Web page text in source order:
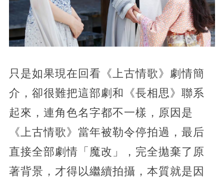
只是如果現在回看《上古情歌》劇情簡
介，卻很難把這部劇和《長相思》聯系
起來，連角色名字都不一樣，原因是
《上古情歌》當年被勒令停拍過，最后
直接全部劇情「魔改」，完全拋棄了原
著背景，才得以繼續拍攝，本質就是因